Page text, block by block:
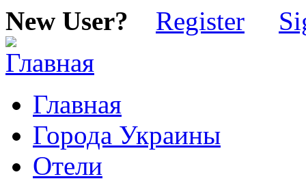
New User? Register
Главная
Города Украины
Отели